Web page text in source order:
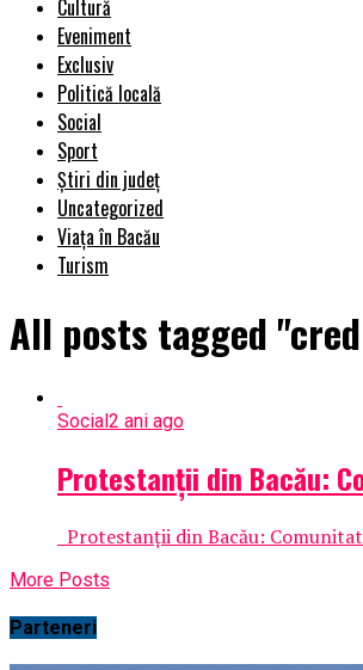
Cultură
Eveniment
Exclusiv
Politică locală
Social
Sport
Știri din județ
Uncategorized
Viața în Bacău
Turism
All posts tagged
Social2 ani ago
Protestanții din Bacău:
Protestanții din Bacău:
More Posts
Parteneri